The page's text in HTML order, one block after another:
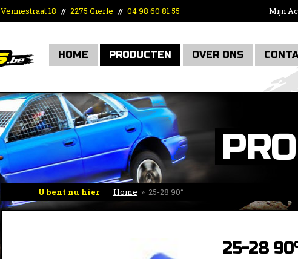
Vennestraat 18 // 2275 Gierle // 04 98 60 81 55 Mijn
HOME PRODUCTEN OVER ONS
U bent nu hier Home » 25-28 90°
25-28